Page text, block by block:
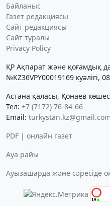
Байланыс
Газет редакциясы
Сайт редакциясы
Сайт туралы
Privacy Policy
ҚР Ақпарат және қоғамдық
№KZ36VPY00019169 куәлігі,
Астана қаласы, Қонаев
Тел: +7 (7172) 76-84-66
Email: turkystan.kz@gmail.com
PDF | онлайн газет
Ауа райы
Ауызашарда және сәресіде